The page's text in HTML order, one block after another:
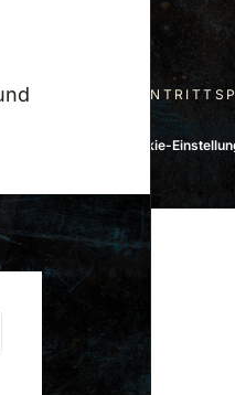
Cookie-